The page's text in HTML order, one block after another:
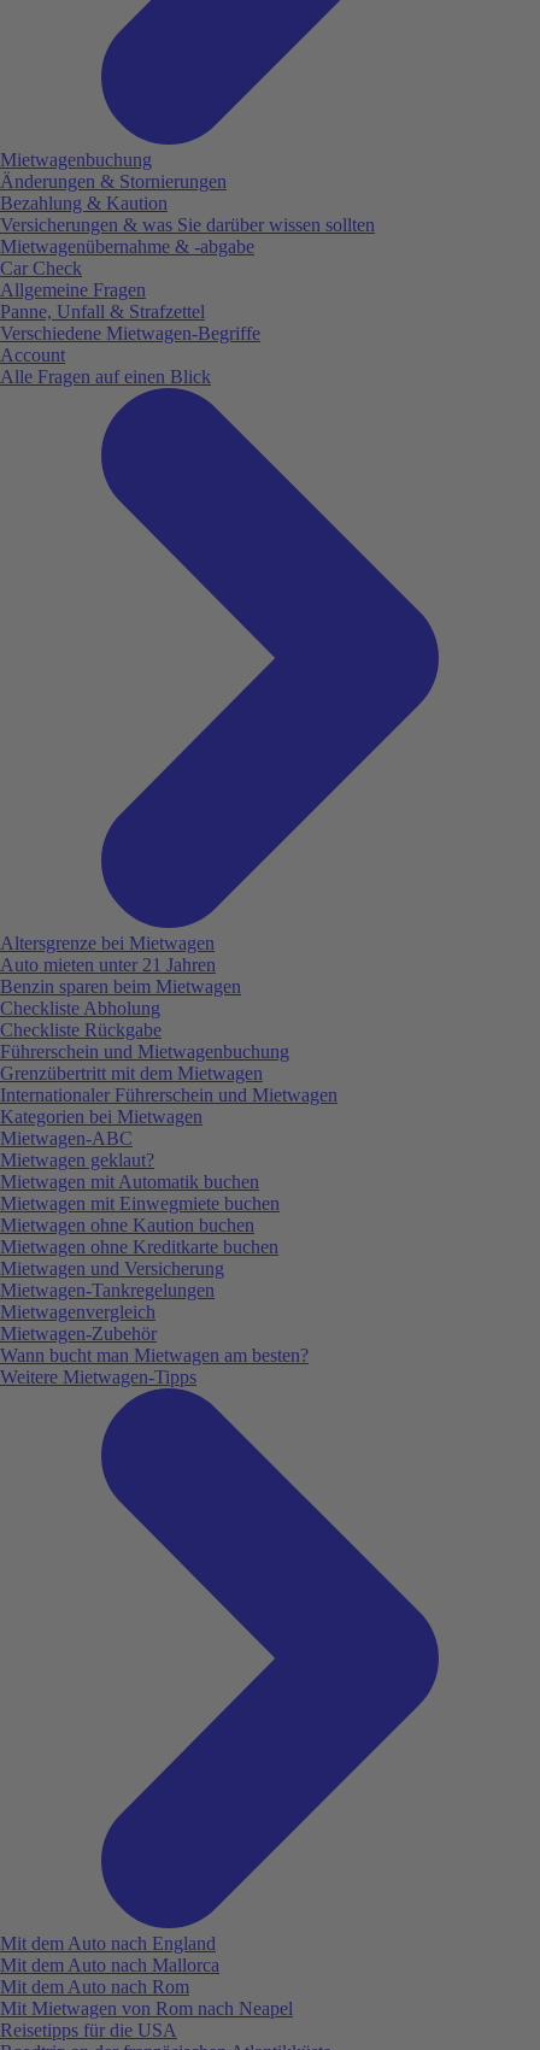
Mietwagenbuchung
Änderungen & Stornierungen
Bezahlung & Kaution
Versicherungen & was Sie darüber wissen sollten
Mietwagenübernahme & -abgabe
Car Check
Allgemeine Fragen
Panne, Unfall & Strafzettel
Verschiedene Mietwagen-Begriffe
Account
Alle Fragen auf einen Blick
Altersgrenze bei Mietwagen
Auto mieten unter 21 Jahren
Benzin sparen beim Mietwagen
Checkliste Abholung
Checkliste Rückgabe
Führerschein und Mietwagenbuchung
Grenzübertritt mit dem Mietwagen
Internationaler Führerschein und Mietwagen
Kategorien bei Mietwagen
Mietwagen-ABC
Mietwagen geklaut?
Mietwagen mit Automatik buchen
Mietwagen mit Einwegmiete buchen
Mietwagen ohne Kaution buchen
Mietwagen ohne Kreditkarte buchen
Mietwagen und Versicherung
Mietwagen-Tankregelungen
Mietwagenvergleich
Mietwagen-Zubehör
Wann bucht man Mietwagen am besten?
Weitere Mietwagen-Tipps
Mit dem Auto nach England
Mit dem Auto nach Mallorca
Mit dem Auto nach Rom
Mit Mietwagen von Rom nach Neapel
Reisetipps für die USA